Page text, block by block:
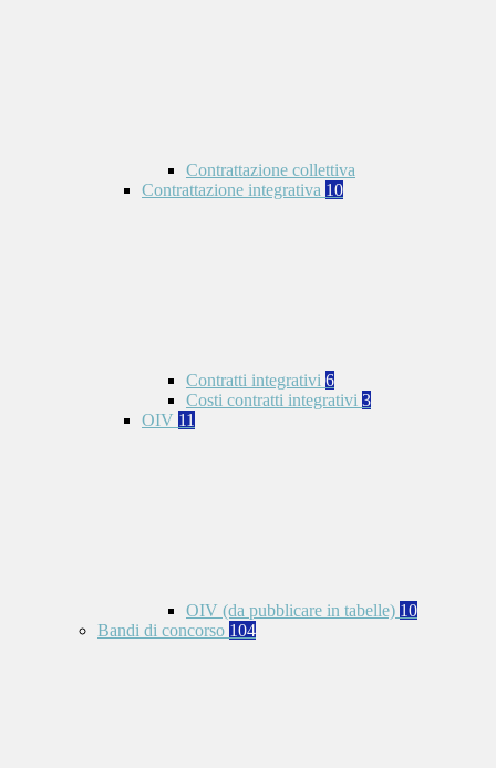
Contrattazione collettiva
Contrattazione integrativa 10
Contratti integrativi 6
Costi contratti integrativi 3
OIV 11
OIV (da pubblicare in tabelle) 10
Bandi di concorso 104